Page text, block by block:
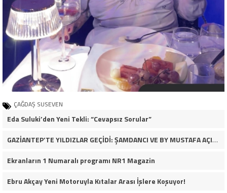
ÇAĞDAŞ SUSEVEN
Eda Suluki’den Yeni Tekli: “Cevapsız Sorular”
GAZİANTEP’TE YILDIZLAR GEÇİDİ: ŞAMDANCI VE BY MUSTAFA AÇILIŞI İLE GREEN PARK’TA GÖRKEMLİ GALA
Ekranların 1 Numaralı programı NR1 Magazin
Ebru Akçay Yeni Motoruyla Kıtalar Arası İşlere Koşuyor!